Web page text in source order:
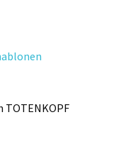
auf.
können